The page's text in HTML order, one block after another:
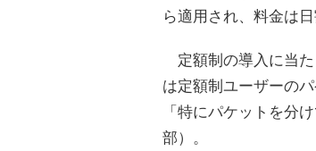
ら適用され、料金は日
定額制の導入に当た
は定額制ユーザーの
「特にパケットを分
部）。